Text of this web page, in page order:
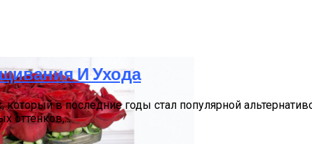
И Ухода
в последние годы стал популярной
оттенков,...